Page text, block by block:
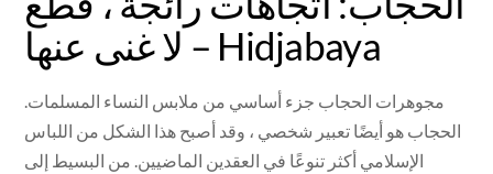
لا غنى عنها – Hidjabaya
مجوهرات الحجاب جزء أساسي من ملابس النساء المسلمات.
الحجاب هو أيضًا تعبير شخصي ، وقد أصبح هذا الشكل من اللباس
الإسلامي أكثر تنوعًا في العقدين الماضيين. من البسيط إلى